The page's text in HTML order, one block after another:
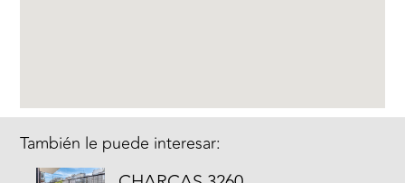
También le puede interesar: